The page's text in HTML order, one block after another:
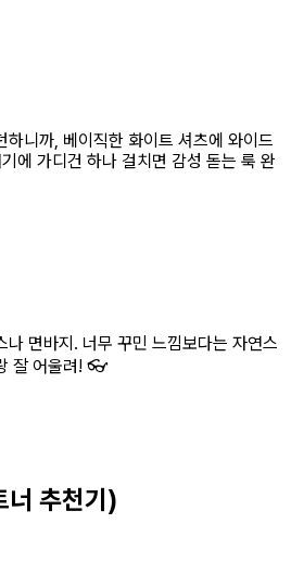
하니까, 베이직한 화이트 셔츠에 와이드
에 가디건 하나 걸치면 감성 돋는 룩 완
나 면바지. 너무 꾸민 느낌보다는 자연스
잘 어울려! 👓
너 추천기)